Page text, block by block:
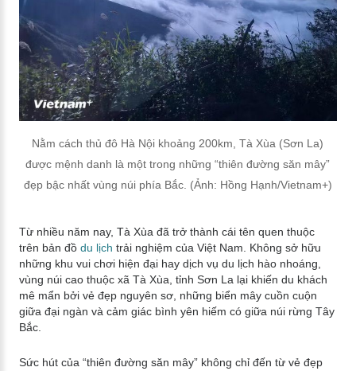
Nằm cách thủ đô Hà Nội khoảng 200km, Tà Xùa (Sơn La)
được mệnh danh là một trong những “thiên đường săn mây”
đẹp bậc nhất vùng núi phía Bắc. (Ảnh: Hồng Hạnh/Vietnam+)
Từ nhiều năm nay, Tà Xùa đã trở thành cái tên quen thuộc
trên bản đồ du lịch trải nghiệm của Việt Nam. Không sở hữu
những khu vui chơi hiện đại hay dịch vụ du lịch hào nhoáng,
vùng núi cao thuộc xã Tà Xùa, tỉnh Sơn La lại khiến du khách
mê mẩn bởi vẻ đẹp nguyên sơ, những biển mây cuồn cuộn
giữa đại ngàn và cảm giác bình yên hiếm có giữa núi rừng Tây
Bắc.
Sức hút của “thiên đường săn mây” không chỉ đến từ vẻ đẹp